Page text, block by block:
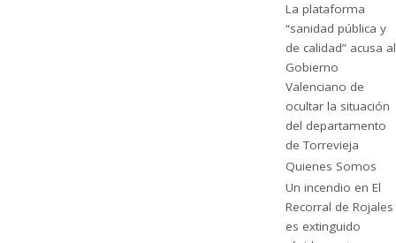
La plataforma
“sanidad pública y
de calidad” acusa al
Gobierno
Valenciano de
ocultar la situación
del departamento
de Torrevieja
Quienes Somos
Un incendio en El
Recorral de Rojales
es extinguido